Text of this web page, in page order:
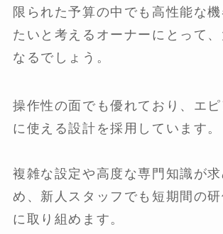
限られた予算の中でも高性能な機
たいと考えるオーナーにとって
なるでしょう。
操作性の面でも優れており、エ
に使える設計を採用しています。
複雑な設定や高度な専門知識が
め、新人スタッフでも短期間の
に取り組めます。